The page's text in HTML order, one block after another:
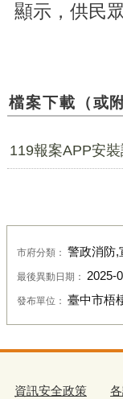
顯示，供民
檔案下載（或
119報案APP安
市府分類： 警政消防,
最後異動日期： 2025-
發布單位： 臺中市梧
資訊安全政策